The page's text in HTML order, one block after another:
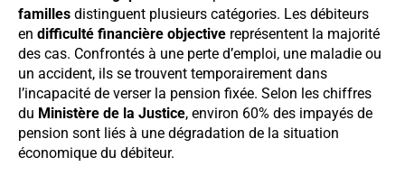
familles distinguent plusieurs catégories. Les débiteurs
en difficulté financière objective représentent la majorité
des cas. Confrontés à une perte d’emploi, une maladie ou
un accident, ils se trouvent temporairement dans
l’incapacité de verser la pension fixée. Selon les chiffres
du Ministère de la Justice, environ 60% des impayés de
pension sont liés à une dégradation de la situation
économique du débiteur.